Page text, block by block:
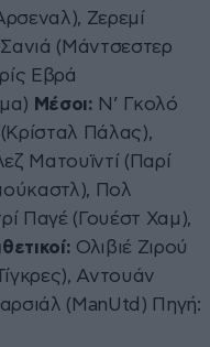
Ζερεμί
(Μάντσεστερ
Εβρά
Μέσοι: Ν’ Γκολό
Πάλας),
Ματουϊντί (Παρί
Πολ
Παγέ (Γουέστ Χαμ),
Ολιβιέ Ζιρού
Αντουάν
(ManUtd) Πηγή: